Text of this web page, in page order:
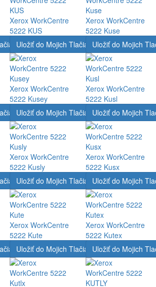
Xerox WorkCentre
5222 KUS
Xerox WorkCentre
5222 Kuse
Uložiť do Mojich Tlačiarní
Xerox WorkCentre
5222 Kusey
Uložiť do Mojich
Xerox WorkCentre
5222 Kusl
Uložiť do Mojich Tlačiarní
Xerox WorkCentre
5222 Kusly
Uložiť do Mojich
Xerox WorkCentre
5222 Kusx
Uložiť do Mojich Tlačiarní
Xerox WorkCentre
5222 Kute
Uložiť do Mojich
Xerox WorkCentre
5222 Kutex
Uložiť do Mojich TlačiarníUložiť do Mojich